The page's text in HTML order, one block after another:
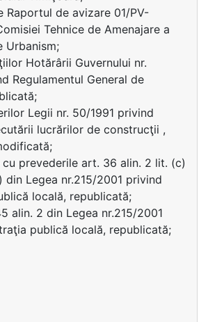
Raportul de avizare 01/PV-
Tehnice de Amenajare a
Urbanism;
Hotărârii Guvernului nr.
Regulamentul General de
Legii nr. 50/1991 privind
lucrărilor de construcţii ,
prevederile art. 36 alin. 2 lit. (c)
din Legea nr.215/2001 privind
locală, republicată;
alin. 2 din Legea nr.215/2001
publică locală, republicată;